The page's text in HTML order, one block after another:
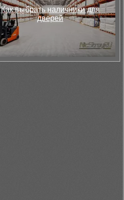
Как выбрать наличники для
дверей